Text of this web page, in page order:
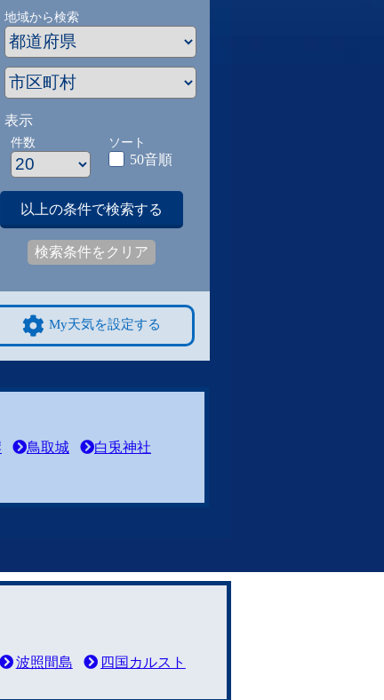
地域から検索
表示
件数 ソート
50音順
以上の条件で検索する
検索条件をクリア
My天気を設定する
鳥取城
白兎神社
波照間島 四国カルスト